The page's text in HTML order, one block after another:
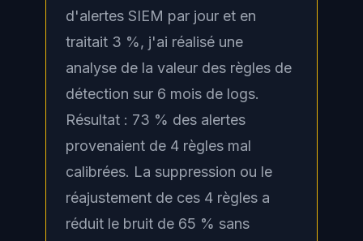
d'alertes SIEM par jour et en
traitait 3 %, j'ai réalisé une
analyse de la valeur des règles de
détection sur 6 mois de logs.
Résultat : 73 % des alertes
provenaient de 4 règles mal
calibrées. La suppression ou le
réajustement de ces 4 règles a
réduit le bruit de 65 % sans